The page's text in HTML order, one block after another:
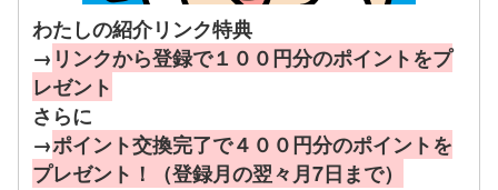
わたしの紹介リンク特典
→ リンクから登録で１００円分のポイントをプ
レゼント
さらに
→ポイント交換完了で４００円分のポイントを
プレゼント！（登録月の翌々月7日まで）